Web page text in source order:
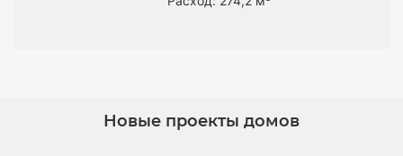
Новые проекты домов